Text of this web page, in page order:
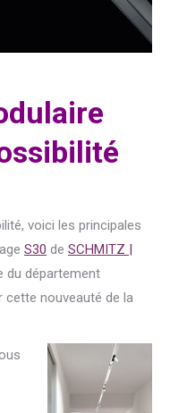
voici les principales
S30 de SCHMITZ |
du département
cette nouveauté de la